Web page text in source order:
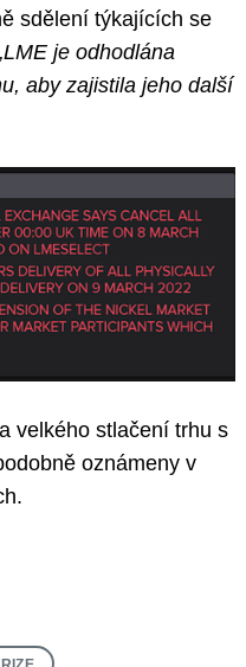
sdělení týkajících se
je odhodlána
aby zajistila jeho další
velkého stlačení trhu s
oznámeny v